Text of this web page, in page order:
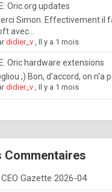
o
w
h
o
w
o
e
y
Oric.org updates
Simon. Effectivement il
avec...
didier_v ,Il y a 1 mois
Oric hardware extensions
;) Bon, d'accord, on n'a
didier_v ,Il y a 1 mois
Commentaires
CEO Gazette 2026-04